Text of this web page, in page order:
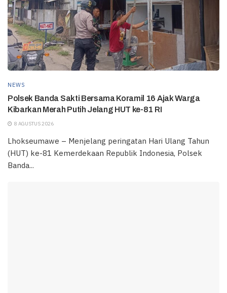
NEWS
Polsek Banda Sakti Bersama Koramil 16 Ajak Warga
Kibarkan Merah Putih Jelang HUT ke-81 RI
8 AGUSTUS 2026
Lhokseumawe – Menjelang peringatan Hari Ulang Tahun
(HUT) ke-81 Kemerdekaan Republik Indonesia, Polsek
Banda...